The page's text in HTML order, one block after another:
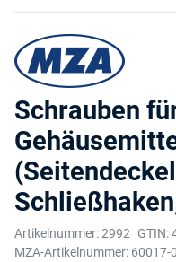
Schrauben
Artikelnummer:2992 GTIN:
MZA-Artikelnummer: 60017-